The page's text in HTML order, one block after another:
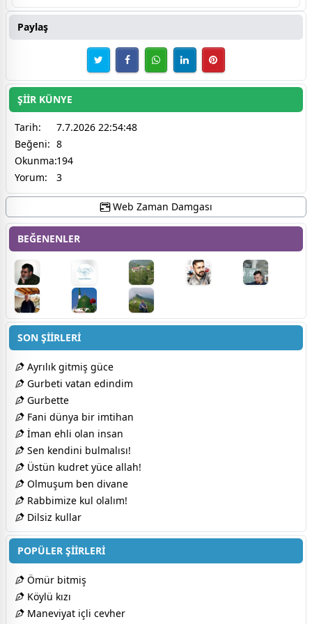
Paylaş
ŞİİR KÜNYE
Tarih:
7.7.2026 22:54:48
Beğeni: 8
Okunma:194
Yorum:
3
Web Zaman Damgası
BEĞENENLER
SON ŞİİRLERİ
Ayrılık gitmiş güce
Gurbeti vatan edindim
Gurbette
Fani dünya bir imtihan
İman ehli olan insan
Sen kendini bulmalısı!
Üstün kudret yüce allah!
Olmuşum ben divane
Rabbimize kul olalım!
Dilsiz kullar
POPÜLER ŞİİRLERİ
Ömür bitmiş
Köylü kızı
Maneviyat içli cevher